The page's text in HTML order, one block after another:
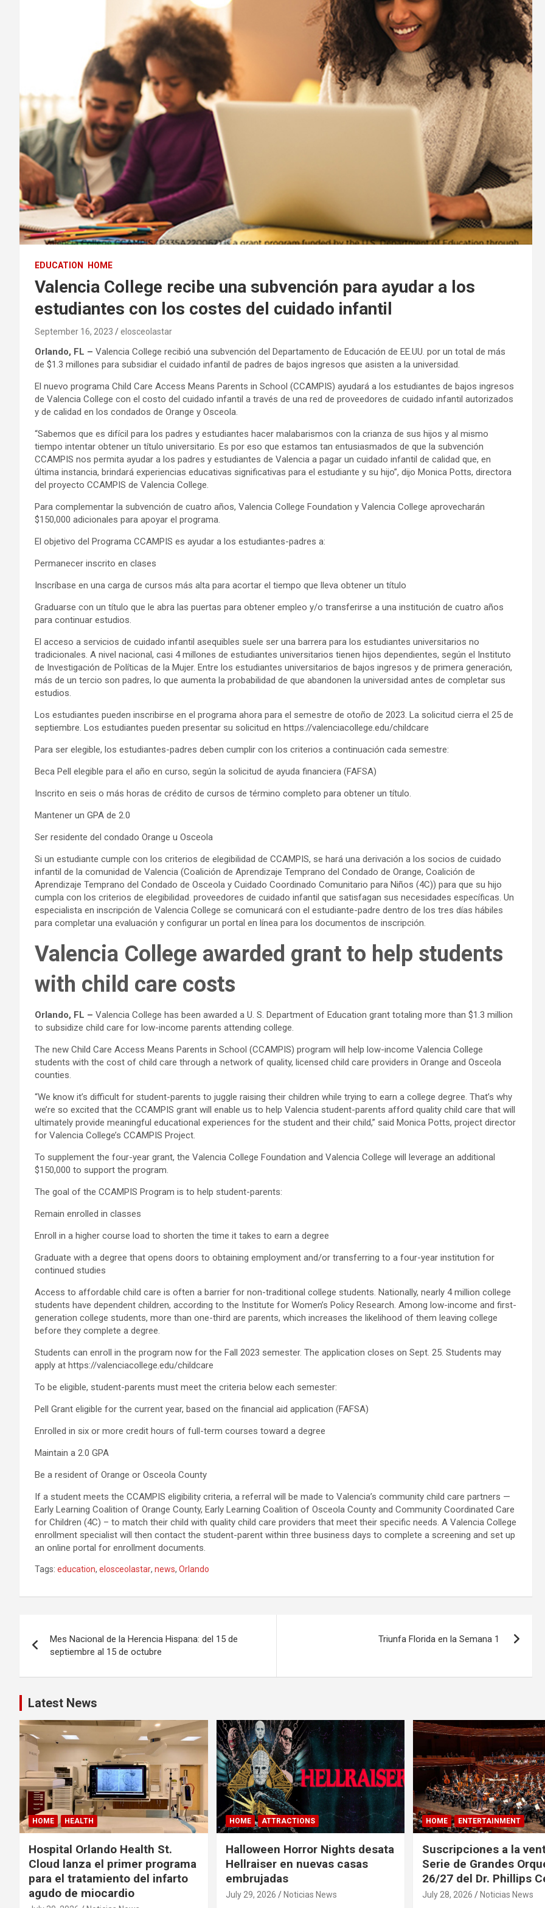
EDUCATION HOME
Valencia College recibe una subvención para ayudar a los
estudiantes con los costes del cuidado infantil
September 16, 2023 elosceolastar
Orlando, FL – Valencia College recibió una subvención del Departamento de Educación de EE.UU. por un total de más
de $1.3 millones para subsidiar el cuidado infantil de padres de bajos ingresos que asisten a la universidad.
El nuevo programa Child Care Access Means Parents in School (CCAMPIS) ayudará a los estudiantes de bajos ingresos
de Valencia College con el costo del cuidado infantil a través de una red de proveedores de cuidado infantil autorizados
y de calidad en los condados de Orange y Osceola.
“Sabemos que es difícil para los padres y estudiantes hacer malabarismos con la crianza de sus hijos y al mismo
tiempo intentar obtener un título universitario. Es por eso que estamos tan entusiasmados de que la subvención
CCAMPIS nos permita ayudar a los padres y estudiantes de Valencia a pagar un cuidado infantil de calidad que, en
última instancia, brindará experiencias educativas significativas para el estudiante y su hijo”, dijo Monica Potts, directora
del proyecto CCAMPIS de Valencia College.
Para complementar la subvención de cuatro años, Valencia College Foundation y Valencia College aprovecharán
$150,000 adicionales para apoyar el programa.
El objetivo del Programa CCAMPIS es ayudar a los estudiantes-padres a:
Permanecer inscrito en clases
Inscríbase en una carga de cursos más alta para acortar el tiempo que lleva obtener un título
Graduarse con un título que le abra las puertas para obtener empleo y/o transferirse a una institución de cuatro años
para continuar estudios.
El acceso a servicios de cuidado infantil asequibles suele ser una barrera para los estudiantes universitarios no
tradicionales. A nivel nacional, casi 4 millones de estudiantes universitarios tienen hijos dependientes, según el Instituto
de Investigación de Políticas de la Mujer. Entre los estudiantes universitarios de bajos ingresos y de primera generación,
más de un tercio son padres, lo que aumenta la probabilidad de que abandonen la universidad antes de completar sus
estudios.
Los estudiantes pueden inscribirse en el programa ahora para el semestre de otoño de 2023. La solicitud cierra el 25 de
septiembre. Los estudiantes pueden presentar su solicitud en https://valenciacollege.edu/childcare
Para ser elegible, los estudiantes-padres deben cumplir con los criterios a continuación cada semestre:
Beca Pell elegible para el año en curso, según la solicitud de ayuda financiera (FAFSA)
Inscrito en seis o más horas de crédito de cursos de término completo para obtener un título.
Mantener un GPA de 2.0
Ser residente del condado Orange u Osceola
Si un estudiante cumple con los criterios de elegibilidad de CCAMPIS, se hará una derivación a los socios de cuidado
infantil de la comunidad de Valencia (Coalición de Aprendizaje Temprano del Condado de Orange, Coalición de
Aprendizaje Temprano del Condado de Osceola y Cuidado Coordinado Comunitario para Niños (4C)) para que su hijo
cumpla con los criterios de elegibilidad. proveedores de cuidado infantil que satisfagan sus necesidades específicas. Un
especialista en inscripción de Valencia College se comunicará con el estudiante-padre dentro de los tres días hábiles
para completar una evaluación y configurar un portal en línea para los documentos de inscripción.
Valencia College awarded grant to help students
with child care costs
Orlando, FL – Valencia College has been awarded a U. S. Department of Education grant totaling more than $1.3 million
to subsidize child care for low-income parents attending college.
The new Child Care Access Means Parents in School (CCAMPIS) program will help low-income Valencia College
students with the cost of child care through a network of quality, licensed child care providers in Orange and Osceola
counties.
“We know it’s difficult for student-parents to juggle raising their children while trying to earn a college degree. That’s why
we’re so excited that the CCAMPIS grant will enable us to help Valencia student-parents afford quality child care that will
ultimately provide meaningful educational experiences for the student and their child,” said Monica Potts, project director
for Valencia College’s CCAMPIS Project.
To supplement the four-year grant, the Valencia College Foundation and Valencia College will leverage an additional
$150,000 to support the program.
The goal of the CCAMPIS Program is to help student-parents:
Remain enrolled in classes
Enroll in a higher course load to shorten the time it takes to earn a degree
Graduate with a degree that opens doors to obtaining employment and/or transferring to a four-year institution for
continued studies
Access to affordable child care is often a barrier for non-traditional college students. Nationally, nearly 4 million college
students have dependent children, according to the Institute for Women’s Policy Research. Among low-income and first-
generation college students, more than one-third are parents, which increases the likelihood of them leaving college
before they complete a degree.
Students can enroll in the program now for the Fall 2023 semester. The application closes on Sept. 25. Students may
apply at https://valenciacollege.edu/childcare
To be eligible, student-parents must meet the criteria below each semester:
Pell Grant eligible for the current year, based on the financial aid application (FAFSA)
Enrolled in six or more credit hours of full-term courses toward a degree
Maintain a 2.0 GPA
Be a resident of Orange or Osceola County
If a student meets the CCAMPIS eligibility criteria, a referral will be made to Valencia’s community child care partners —
Early Learning Coalition of Orange County, Early Learning Coalition of Osceola County and Community Coordinated Care
for Children (4C) – to match their child with quality child care providers that meet their specific needs. A Valencia College
enrollment specialist will then contact the student-parent within three business days to complete a screening and set up
an online portal for enrollment documents.
Tags: education, elosceolastar, news, Orlando
s
t
n
a
v
i
g
a
Mes Nacional de la Herencia Hispana: del 15 de
septiembre al 15 de octubre
Triunfa Florida en la Semana 1
Latest News
HOME HEALTH
Hospital Orlando Health St.
Cloud lanza el primer programa
para el tratamiento del infarto
agudo de miocardio
HOME ATTRACTIONS
Halloween Horror Nights desata
Hellraiser en nuevas casas
embrujadas
July 29, 2026 Noticias News
HOME ENTERTAINMENT
Suscripciones a la
Serie de Grandes
26/27 del Dr. Phillips
July 28, 2026 Noticias News